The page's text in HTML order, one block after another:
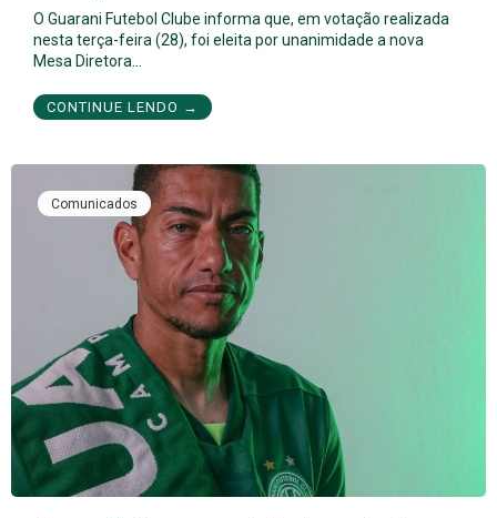
O Guarani Futebol Clube informa que, em votação realizada
nesta terça-feira (28), foi eleita por unanimidade a nova
Mesa Diretora…
CONTINUE LENDO →
Comunicados